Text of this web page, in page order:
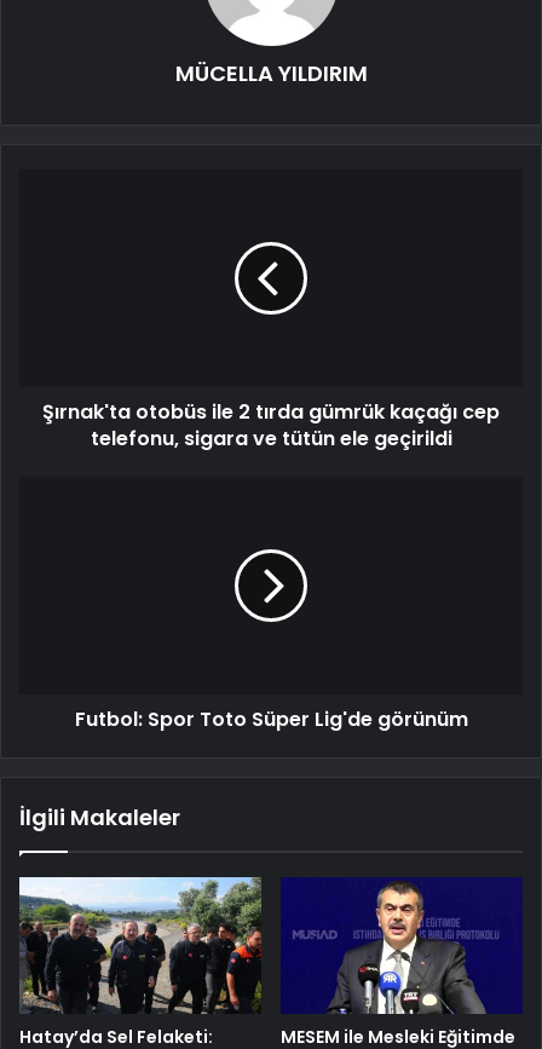
MÜCELLA YILDIRIM
Şırnak'ta otobüs ile 2 tırda gümrük kaçağı cep
telefonu, sigara ve tütün ele geçirildi
Futbol: Spor Toto Süper Lig'de görünüm
İlgili Makaleler
Hatay’da Sel Felaketi:
MESEM ile Mesleki Eğitimde